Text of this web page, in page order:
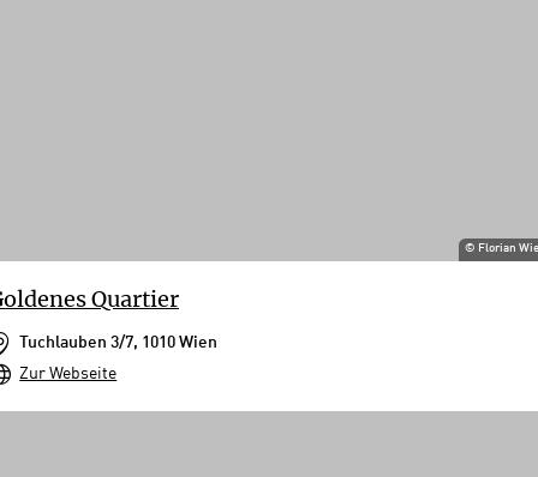
© Florian
Quartier
Tuchlauben 3/7, 1010 Wien
Zur Webseite